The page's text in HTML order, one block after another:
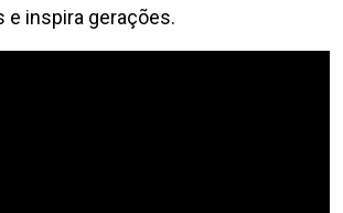
e inspira gerações.